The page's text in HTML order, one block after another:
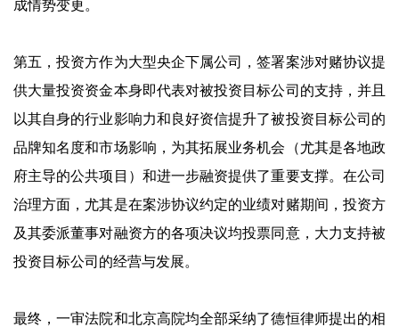
成情势变更。
第五，投资方作为大型央企下属公司，签署案涉对赌协议提
供大量投资资金本身即代表对被投资目标公司的支持，并且
以其自身的行业影响力和良好资信提升了被投资目标公司的
品牌知名度和市场影响，为其拓展业务机会（尤其是各地政
府主导的公共项目）和进一步融资提供了重要支撑。在公司
治理方面，尤其是在案涉协议约定的业绩对赌期间，投资方
及其委派董事对融资方的各项决议均投票同意，大力支持被
投资目标公司的经营与发展。
最终，一审法院和北京高院均全部采纳了德恒律师提出的相